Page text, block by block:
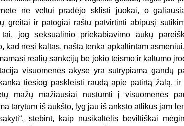
ne veltui pradėjo sklisti juokai, o
greitai ir patogiai raštu patvirtinti abipusį
jog seksualinio priekabiavimo aukų
kad nesi kaltas, našta tenka apkaltintam
realių sankcijų be jokio teismo ir kaltumo
visuomenės akyse yra sutrypiama gandų
tiesiog paskleisti raudą apie patirtą žalą, ir
mažų mažiausiai nustumti į visuomenės
tarytum iš aukšto, lyg jau iš anksto atlikus jam
stebint, kaip nusikaltėlis beviltiškai